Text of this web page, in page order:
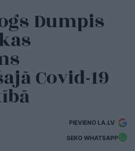
Dumpis
Covid-19
PIEVIENO LA.LV
SEKO WHATSAPP